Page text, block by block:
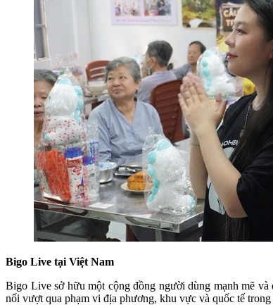
Bigo Live tại Việt Nam
Bigo Live sở hữu một cộng đồng người dùng mạnh mẽ
nối vượt qua phạm vi địa phương, khu vực và quốc tế